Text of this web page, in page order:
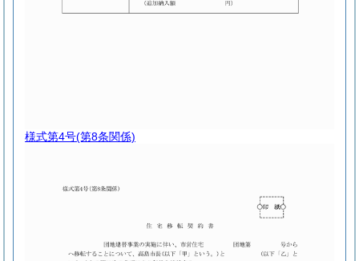
様式第4号(第8条関係)